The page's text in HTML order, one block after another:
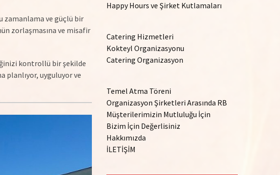
zamanlama ve güçlü bir
zorlaşmasına ve misafir
kontrollü bir şekilde
uyguluyor ve
Happy Hours ve Şirket Kutlamaları
Catering Hizmetleri
Kokteyl Organizasyonu
Catering Organizasyon
Temel Atma Töreni
Organizasyon Şirketleri Arasında RB
Müşterilerimizin Mutluluğu İçin
Bizim İçin Değerlisiniz
Hakkımızda
İLETİŞİM